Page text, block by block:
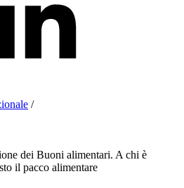
/
dei Buoni alimentari. A chi è
il pacco alimentare